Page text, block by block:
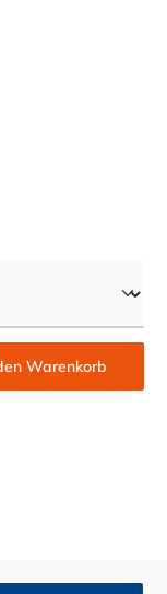
Schaltflächen um die Anzahl
Warenkorb